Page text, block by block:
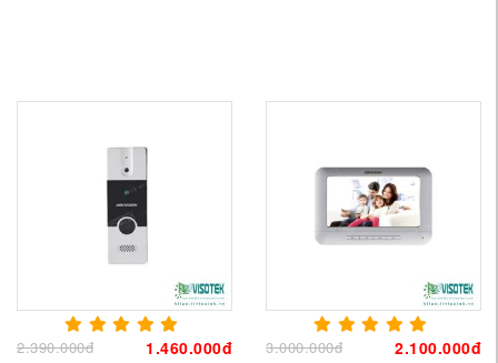
2.390.000đ 1.460.000đ 3.000.000đ 2.100.000đ